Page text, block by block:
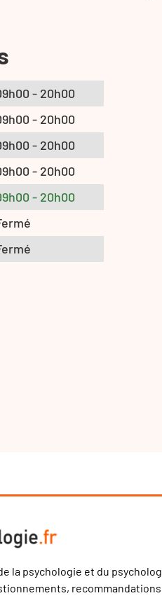
- 20h00
- 20h00
- 20h00
- 20h00
- 20h00
la psychologie et du
recommandations.